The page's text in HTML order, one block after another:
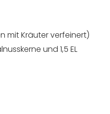
mit Kräuter verfeinert)
und 1,5 EL